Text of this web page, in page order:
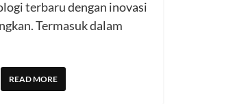
terbaru dengan inovasi
Termasuk dalam
READ MORE